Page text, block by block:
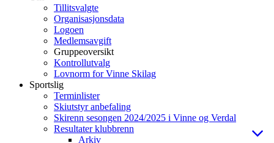
Tillitsvalgte
Organisasjonsdata
Logoen
Medlemsavgift
Gruppeoversikt
Kontrollutvalg
Lovnorm for Vinne Skilag
Sportslig
Terminlister
Skiutstyr anbefaling
Skirenn sesongen 2024/2025 i Vinne og Verdal
Resultater klubbrenn
Arkiv